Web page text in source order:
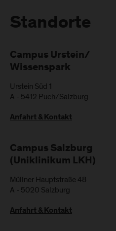
Standorte
Campus Urstein/
Wissenspark
Urstein Süd 1
A - 5412 Puch/Salzburg
Anfahrt & Kontakt
Campus Salzburg
(Uniklinikum LKH)
Müllner Hauptstraße 48
A - 5020 Salzburg
Anfahrt & Kontakt